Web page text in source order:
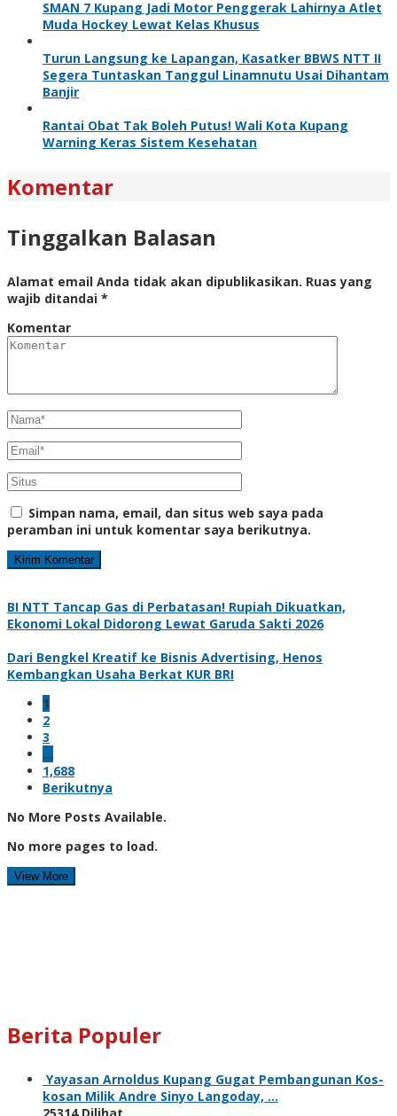
SMAN 7 Kupang Jadi Motor Penggerak Lahirnya Atlet
Muda Hockey Lewat Kelas Khusus
Turun Langsung ke Lapangan, Kasatker BBWS NTT II
Segera Tuntaskan Tanggul Linamnutu Usai Dihantam
Banjir
Rantai Obat Tak Boleh Putus! Wali Kota Kupang
Warning Keras Sistem Kesehatan
Komentar
Tinggalkan Balasan
Alamat email Anda tidak akan dipublikasikan. Ruas yang
wajib ditandai *
Komentar
Simpan nama, email, dan situs web saya pada
peramban ini untuk komentar saya berikutnya.
BI NTT Tancap Gas di Perbatasan! Rupiah Dikuatkan,
Ekonomi Lokal Didorong Lewat Garuda Sakti 2026
Dari Bengkel Kreatif ke Bisnis Advertising, Henos
Kembangkan Usaha Berkat KUR BRI
1
2
3
…
1,688
Berikutnya
No More Posts Available.
No more pages to load.
View More
Berita Populer
Yayasan Arnoldus Kupang Gugat Pembangunan Kos-
kosan Milik Andre Sinyo Langoday, …